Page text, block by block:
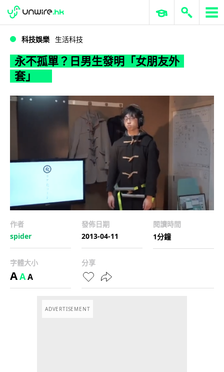
永不孤單？日男生發明「女朋友外套」
WWDC 2026 ERP 與商業 AI
科技娛樂 生活科技
永不孤單？日男生發明「女朋友外
套」
作者
spider
發佈日期
2013-04-11
閱讀時間
1分鐘
字體大小
AAA
分享
ADVERTISEMENT